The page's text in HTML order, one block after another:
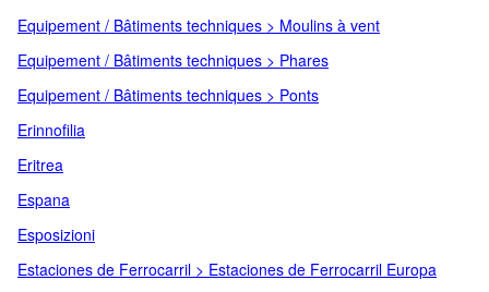
Equipement / Bâtiments techniques > Moulins à vent
Equipement / Bâtiments techniques > Phares
Equipement / Bâtiments techniques > Ponts
Erinnofilia
Eritrea
Espana
Esposizioni
Estaciones de Ferrocarril > Estaciones de Ferrocarril Europa